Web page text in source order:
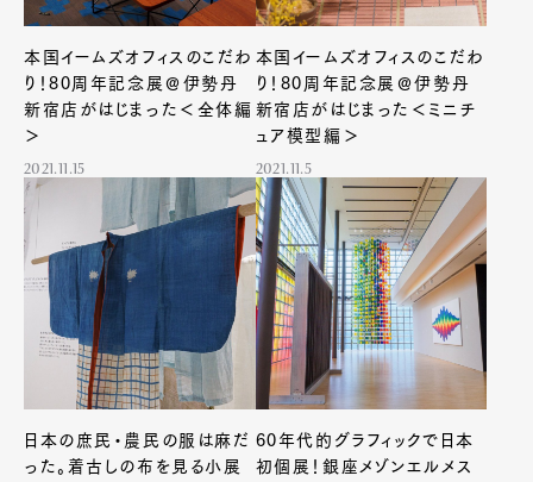
本国イームズオフィスのこだわ
り！80周年記念展＠伊勢丹
新宿店がはじまった＜全体編
＞
2021.11.15
本国イームズオフィスのこだわ
り！80周年記念展＠伊勢丹
新宿店がはじまった＜ミニチ
ュア模型編＞
2021.11.5
日本の庶民・農民の服は麻だ
った。着古しの布を見る小展
60年代的グラフィックで日本
初個展！銀座メゾンエルメス